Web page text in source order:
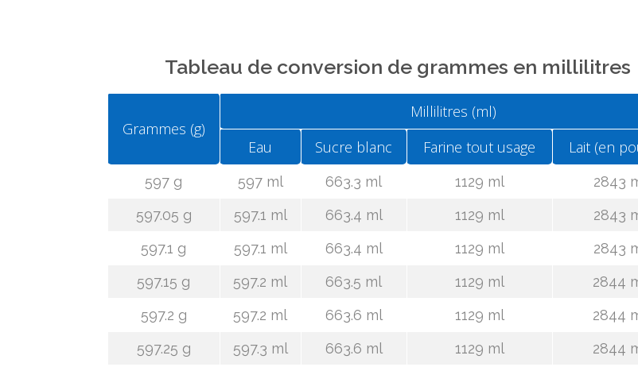
Tableau de conversion de grammes en millilitres
Grammes (g)
Millilitres (ml)
Eau
Sucre blanc Farine tout usage Lait (en
597 g 597 ml 663.3 ml 1129 ml
2843
597.05 g
597.1 ml 663.4 ml 1129 ml
2843
597.1 g
597.1 ml 663.4 ml 1129 ml
2843
597.15 g
597.2 ml 663.5 ml 1129 ml
2844
597.2 g
597.2 ml 663.6 ml 1129 ml
2844
597.25 g
597.3 ml 663.6 ml 1129 ml
2844